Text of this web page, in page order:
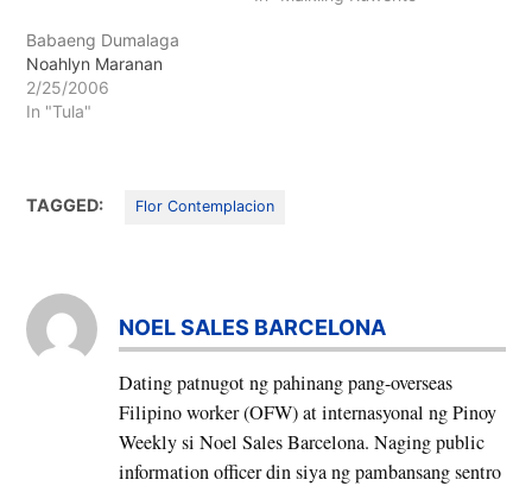
Babaeng Dumalaga
Noahlyn Maranan
2/25/2006
In "Tula"
TAGGED: Flor Contemplacion
NOEL SALES BARCELONA
Dating patnugot ng pahinang pang-overseas
Filipino worker (OFW) at internasyonal ng Pinoy
Weekly si Noel Sales Barcelona. Naging public
information officer din siya ng pambansang sentro